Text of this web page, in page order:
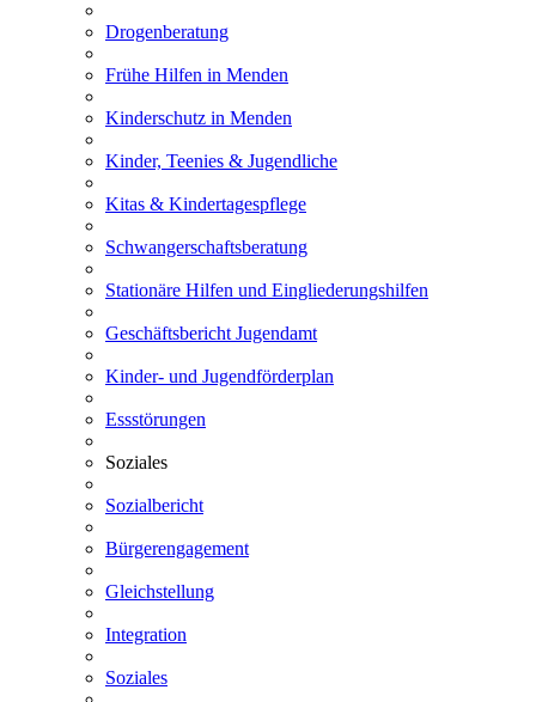
Drogenberatung
Frühe Hilfen in Menden
Kinderschutz in Menden
Kinder, Teenies & Jugendliche
Kitas & Kindertagespflege
Schwangerschaftsberatung
Stationäre Hilfen und Eingliederungshilfen
Geschäftsbericht Jugendamt
Kinder- und Jugendförderplan
Essstörungen
Soziales
Sozialbericht
Bürgerengagement
Gleichstellung
Integration
Soziales